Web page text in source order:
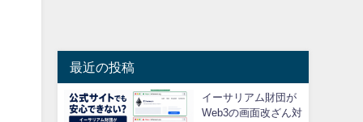
最近の投稿
イーサリアム財団が
Web3の画面改ざん対